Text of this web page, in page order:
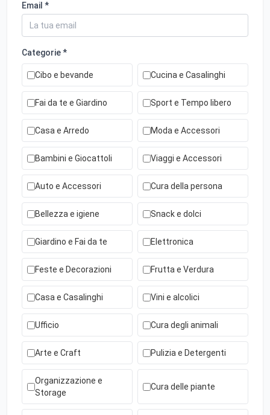
Email *
Categorie *
Cibo e bevande Cucina e Casalinghi
Fai da te e Giardino Sport e Tempo libero
Casa e Arredo Moda e Accessori
Bambini e Giocattoli Viaggi e Accessori
Auto e Accessori Cura della persona
Bellezza e igiene Snack e dolci
Giardino e Fai da te Elettronica
Feste e Decorazioni Frutta e Verdura
Casa e Casalinghi Vini e alcolici
Ufficio Cura degli animali
Arte e Craft Pulizia e Detergenti
Organizzazione e
Storage
Cura delle piante